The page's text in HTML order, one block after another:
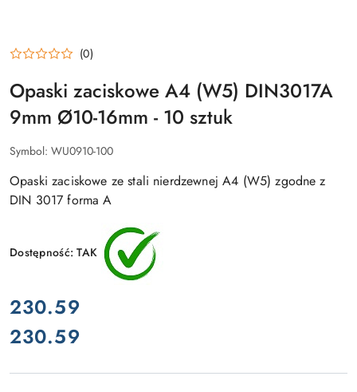
(0)
Opaski zaciskowe A4 (W5) DIN3017A
9mm Ø10-16mm - 10 sztuk
Symbol: WU0910-100
Opaski zaciskowe ze stali nierdzewnej A4 (W5) zgodne z
DIN 3017 forma A
Dostępność:TAK
cena:
230.59
Cena:
230.59